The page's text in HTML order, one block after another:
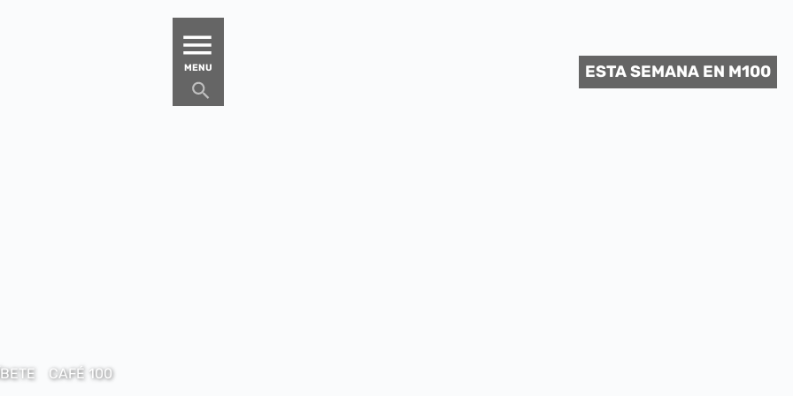
MENU
CAFÉ 100
ESTA SEMANA EN M100